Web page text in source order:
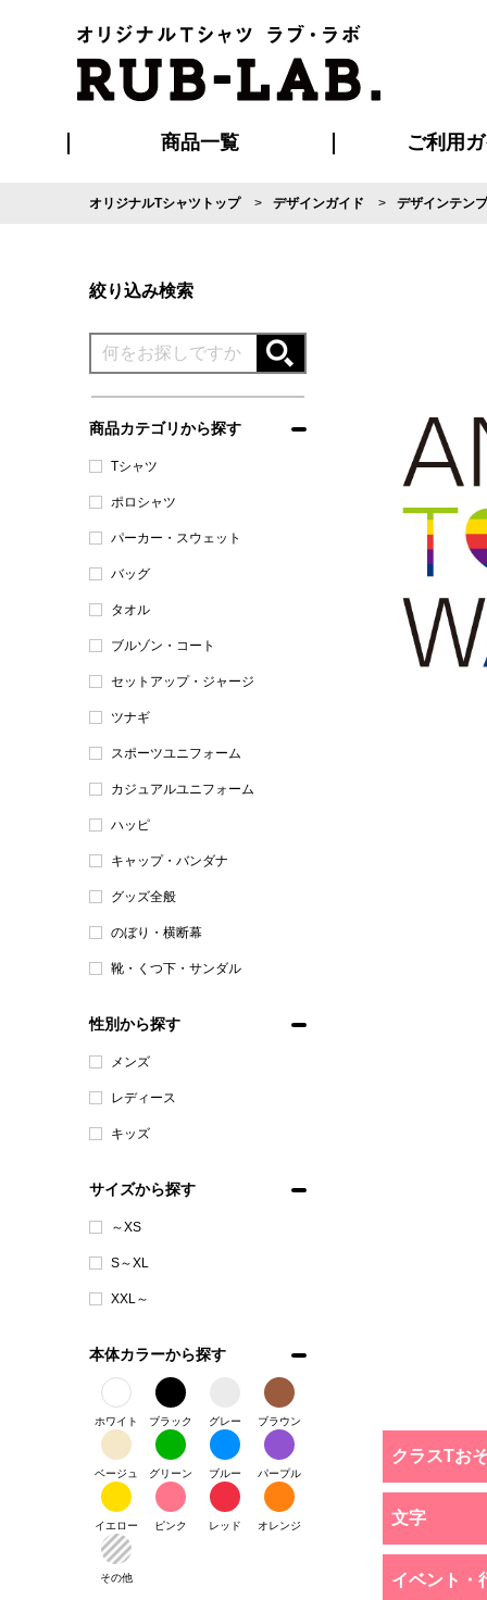
商品一覧 ご利用
ご利用ガ
はじめて
再注文の
お支払い方
割引まと
発送・特急サー
版の保管期
マイページ会
よくある
オリジナルTシャツトップ デザインガイド デザインテン
絞り込み検索
商品カテゴリから探す
Tシャツ
ポロシャツ
パーカー・スウェット
バッグ
タオル
ブルゾン・コート
セットアップ・ジャージ
ツナギ
スポーツユニフォーム
カジュアルユニフォーム
ハッピ
キャップ・バンダナ
グッズ全般
のぼり・横断幕
靴・くつ下・サンダル
性別から探す
メンズ
レディース
キッズ
サイズから探す
～XS
S～XL
XXL～
本体カラーから探す
ホワイト ブラック グレー ブラウン
ベージュ グリーン ブルー パープル
イエロー ピンク レッド オレンジ
その他
クラスTお
文字
イベント・